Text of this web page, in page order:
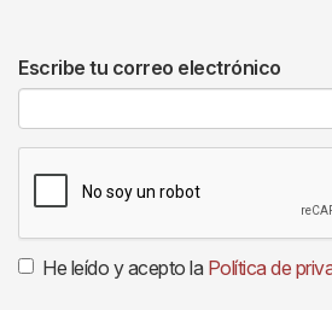
Escribe tu correo electrónico
He leído y acepto la Política de